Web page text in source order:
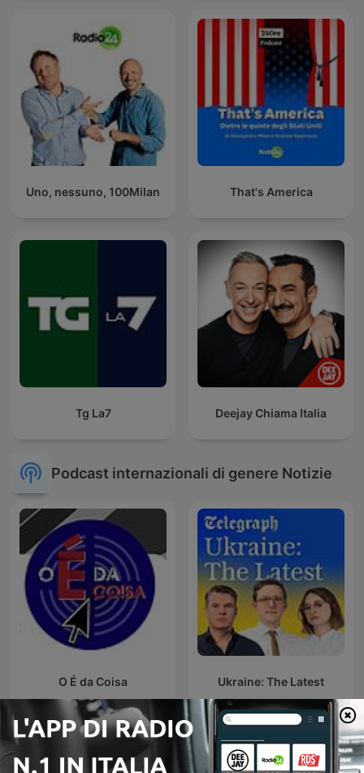
Uno, nessuno, 100Milan That's America
Tg La7 Deejay Chiama Italia
Podcast internazionali di genere Notizie
O É da Coisa Ukraine: The Latest